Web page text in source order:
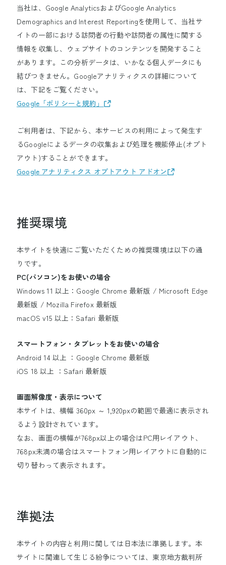
当社は、Google AnalyticsおよびGoogle Analytics
Demographics and Interest Reportingを使用して、当社サ
イトの一部における訪問者の行動や訪問者の属性に関する
情報を収集し、ウェブサイトのコンテンツを開発すること
があります。この分析データは、いかなる個人データにも
結びつきません。Googleアナリティクスの詳細について
は、下記をご覧ください。
Google「ポリシーと規約」
ご利用者は、下記から、本サービスの利用によって発生す
るGoogleによるデータの収集および処理を機能停止(オプト
アウト)することができます。
Google アナリティクス オプトアウト アドオン
推奨環境
本サイトを快適にご覧いただくための推奨環境は以下の通
りです。
PC(パソコン)をお使いの場合
Windows 11 以上：Google Chrome 最新版 / Microsoft Edge
最新版 / Mozilla Firefox 最新版
macOS v15 以上：Safari 最新版
スマートフォン・タブレットをお使いの場合
Android 14 以上 ：Google Chrome 最新版
iOS 18 以上 ：Safari 最新版
画面解像度・表示について
本サイトは、横幅 360px ～ 1,920pxの範囲で最適に表示され
るよう設計されています。
なお、画面の横幅が768px以上の場合はPC用レイアウト、
768px未満の場合はスマートフォン用レイアウトに自動的に
切り替わって表示されます。
準拠法
本サイトの内容と利用に関しては日本法に準拠します。本
サイトに関連して生じる紛争については、東京地方裁判所